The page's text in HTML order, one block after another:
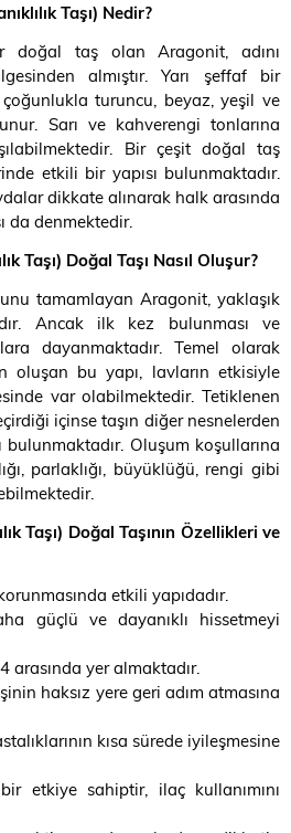
Taşı) Nedir?
doğal taş olan Aragonit, adını
almıştır. Yarı şeffaf bir
turuncu, beyaz, yeşil ve
Sarı ve kahverengi tonlarına
Bir çeşit doğal taş
etkili bir yapısı bulunmaktadır.
dikkate alınarak halk arasında
da denmektedir.
Taşı) Doğal Taşı Nasıl Oluşur?
tamamlayan Aragonit, yaklaşık
Ancak ilk kez bulunması ve
dayanmaktadır. Temel olarak
oluşan bu yapı, lavların etkisiyle
var olabilmektedir. Tetiklenen
içinse taşın diğer nesnelerden
bulunmaktadır. Oluşum koşullarına
parlaklığı, büyüklüğü, rengi gibi
Taşı) Doğal Taşının Özellikleri ve
etkili yapıdadır.
güçlü ve dayanıklı hissetmeyi
arasında yer almaktadır.
haksız yere geri adım atmasına
kısa sürede iyileşmesine
etkiye sahiptir, ilaç kullanımını